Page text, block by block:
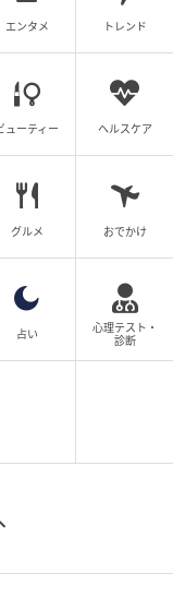
エンタメ トレンド
ューティー ヘルスケア
グルメ おでかけ
占い
心理テスト・
診断